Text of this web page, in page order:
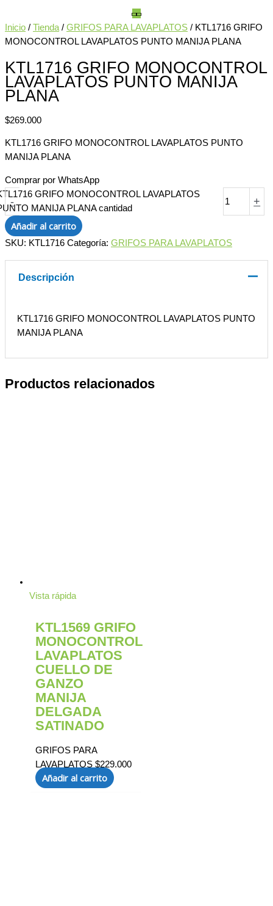
Inicio / Tienda / GRIFOS PARA LAVAPLATOS / KTL1716 GRIFO
MONOCONTROL LAVAPLATOS PUNTO MANIJA PLANA
KTL1716 GRIFO MONOCONTROL
LAVAPLATOS PUNTO MANIJA
PLANA
$269.000
KTL1716 GRIFO MONOCONTROL LAVAPLATOS PUNTO
MANIJA PLANA
Comprar por WhatsApp
-
GRIFO MONOCONTROL LAVAPLATOS
MANIJA PLANA cantidad
+
Añadir al carrito
SKU: KTL1716 Categoría: GRIFOS PARA LAVAPLATOS
Descripción
KTL1716 GRIFO MONOCONTROL LAVAPLATOS PUNTO
MANIJA PLANA
Productos relacionados
Vista rápida
KTL1569 GRIFO
MONOCONTROL
LAVAPLATOS
CUELLO DE
GANZO
MANIJA
DELGADA
SATINADO
GRIFOS PARA
LAVAPLATOS $229.000
Añadir al carrito